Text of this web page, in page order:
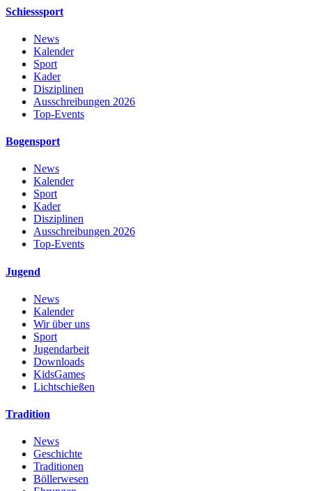
Schiesssport
News
Kalender
Sport
Kader
Disziplinen
Ausschreibungen 2026
Top-Events
Bogensport
News
Kalender
Sport
Kader
Disziplinen
Ausschreibungen 2026
Top-Events
Jugend
News
Kalender
Wir über uns
Sport
Jugendarbeit
Downloads
KidsGames
Lichtschießen
Tradition
News
Geschichte
Traditionen
Böllerwesen